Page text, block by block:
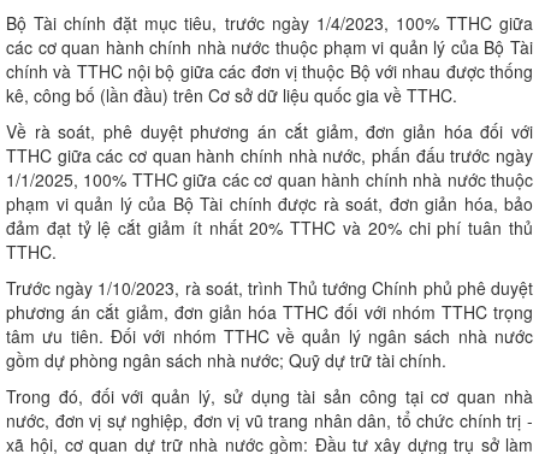
Bộ Tài chính đặt mục tiêu, trước ngày 1/4/2023, 100% TTHC giữa
các cơ quan hành chính nhà nước thuộc phạm vi quản lý của Bộ Tài
chính và TTHC nội bộ giữa các đơn vị thuộc Bộ với nhau được thống
kê, công bố (lần đầu) trên Cơ sở dữ liệu quốc gia về TTHC.
Về rà soát, phê duyệt phương án cắt giảm, đơn giản hóa đối với
TTHC giữa các cơ quan hành chính nhà nước, phấn đấu trước ngày
1/1/2025, 100% TTHC giữa các cơ quan hành chính nhà nước thuộc
phạm vi quản lý của Bộ Tài chính được rà soát, đơn giản hóa, bảo
đảm đạt tỷ lệ cắt giảm ít nhất 20% TTHC và 20% chi phí tuân thủ
TTHC.
Trước ngày 1/10/2023, rà soát, trình Thủ tướng Chính phủ phê duyệt
phương án cắt giảm, đơn giản hóa TTHC đối với nhóm TTHC trọng
tâm ưu tiên. Đối với nhóm TTHC về quản lý ngân sách nhà nước
gồm dự phòng ngân sách nhà nước; Quỹ dự trữ tài chính.
Trong đó, đối với quản lý, sử dụng tài sản công tại cơ quan nhà
nước, đơn vị sự nghiệp, đơn vị vũ trang nhân dân, tổ chức chính trị -
xã hội, cơ quan dự trữ nhà nước gồm: Đầu tư xây dựng trụ sở làm